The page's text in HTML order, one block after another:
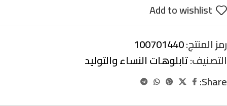
Add to wishlist
رمز المنتج:100701440
التصنيف:تابلوهات النساء والتوليد
Share: